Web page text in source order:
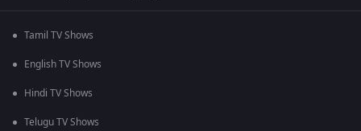
Tamil TV Shows
English TV Shows
Hindi TV Shows
Telugu TV Shows